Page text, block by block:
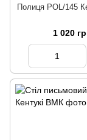
Полиця POL/145
1 020